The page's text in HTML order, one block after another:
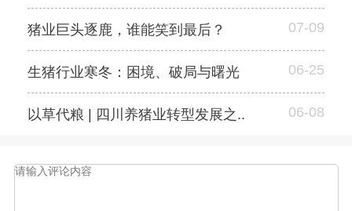
猪业巨头逐鹿，谁能笑到最后？ 07-09
生猪行业寒冬：困境、破局与曙光 06-25
以草代粮 | 四川养猪业转型发展之.. 06-08